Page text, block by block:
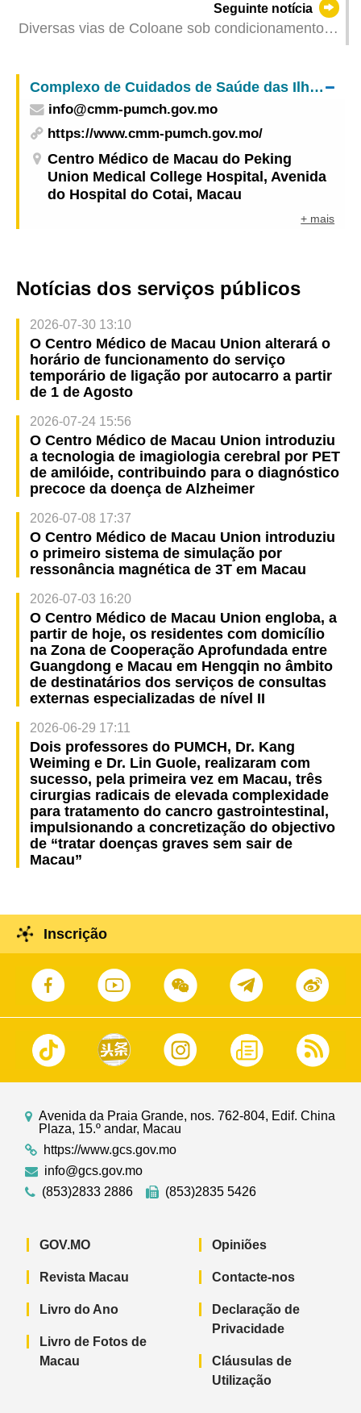
Seguinte notícia
Diversas vias de Coloane sob condicionamento
reparação de pavimentos do IAM
Complexo de Cuidados de Saúde das Ilhas – Centro Médico de Macau do Peking Union Medical College Hospital
info@cmm-pumch.gov.mo
https://www.cmm-pumch.gov.mo/
Centro Médico de Macau do Peking
Union Medical College Hospital, Avenida
do Hospital do Cotai, Macau
+ mais
Notícias dos serviços públicos
2026-07-30 13:10
O Centro Médico de Macau Union alterará o
horário de funcionamento do serviço
temporário de ligação por autocarro a partir
de 1 de Agosto
2026-07-24 15:56
O Centro Médico de Macau Union introduziu
a tecnologia de imagiologia cerebral por PET
de amilóide, contribuindo para o diagnóstico
precoce da doença de Alzheimer
2026-07-08 17:37
O Centro Médico de Macau Union introduziu
o primeiro sistema de simulação por
ressonância magnética de 3T em Macau
2026-07-03 16:20
O Centro Médico de Macau Union engloba, a
partir de hoje, os residentes com domicílio
na Zona de Cooperação Aprofundada entre
Guangdong e Macau em Hengqin no âmbito
de destinatários dos serviços de consultas
externas especializadas de nível II
2026-06-29 17:11
Dois professores do PUMCH, Dr. Kang
Weiming e Dr. Lin Guole, realizaram com
sucesso, pela primeira vez em Macau, três
cirurgias radicais de elevada complexidade
para tratamento do cancro gastrointestinal,
impulsionando a concretização do objectivo
de “tratar doenças graves sem sair de
Macau”
Inscrição
Avenida da Praia Grande, nos. 762-804, Edif. China
Plaza, 15.º andar, Macau
https://www.gcs.gov.mo
info@gcs.gov.mo
(853)2833 2886
(853)2835 5426
GOV.MO
Revista Macau
Livro do Ano
Livro de Fotos de
Macau
Opiniões
Contacte-nos
Declaração de
Privacidade
Cláusulas de
Utilização